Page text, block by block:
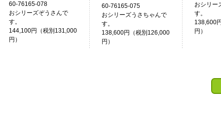
60-76165-078
おシリーズぞうさんで
す。
144,100円（税別131,000
円）
60-76165-075
おシリーズうさちゃんで
す。
138,600円（税別126,000
円）
おシリー
す。
138,600
円）